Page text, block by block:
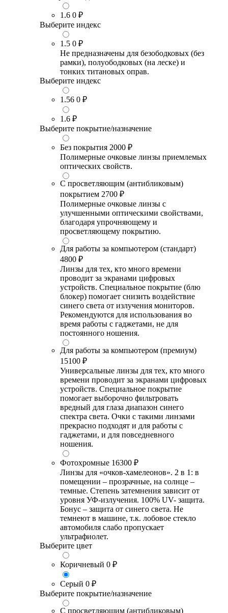
1.6 0 ₽
Выберите индекс
1.5 0 ₽
Не предназначены для безободковых (без
рамки), полуободковых (на леске) и
тонких титановых оправ.
Выберите индекс
1.56 0 ₽
1.6 ₽
Выберите покрытие/назначение
Без покрытия 2000 ₽
Полимерные очковые линзы приемлемых
оптических свойств.
С просветляющим (антибликовым)
покрытием 2700 ₽
Полимерные очковые линзы с
улучшенными оптическими свойствами,
благодаря упрочняющему и
просветляющему покрытию.
Для работы за компьютером (стандарт)
4800 ₽
Линзы для тех, кто много времени
проводит за экранами цифровых
устройств. Специальное покрытие (блю
блокер) помогает снизить воздействие
синего света от излучения мониторов.
Рекомендуются для использования во
время работы с гаджетами, не для
постоянного ношения.
Для работы за компьютером (премиум)
15100 ₽
Универсальные линзы для тех, кто много
времени проводит за экранами цифровых
устройств. Специальное покрытие
помогает выборочно фильтровать
вредный для глаза диапазон синего
спектра света. Очки с такими линзами
прекрасно подходят и для работы с
гаджетами, и для повседневного
ношения.
Фотохромные 16300 ₽
Линзы для «очков-хамелеонов». 2 в 1: в
помещении – прозрачные, на солнце –
темные. Степень затемнения зависит от
уровня УФ-излучения. 100% UV- защита.
Бонус – защита от синего света. Не
темнеют в машине, т.к. лобовое стекло
автомобиля слабо пропускает
ультрафиолет.
Выберите цвет
Коричневый 0 ₽
Серый 0 ₽
Выберите покрытие/назначение
С просветляющим (антибликовым)